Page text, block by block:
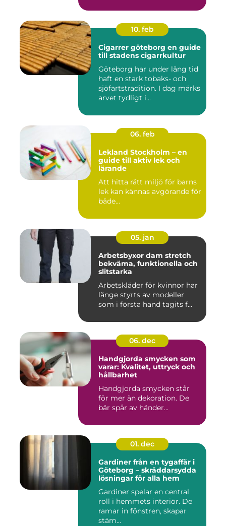
10. feb
Cigarrer göteborg en guide
till stadens cigarrkultur
Göteborg har under lång tid
haft en stark tobaks- och
sjöfartstradition. I dag märks
arvet tydligt i...
06. feb
Lekland Stockholm – en
guide till aktiv lek och
lärande
Att hitta rätt miljö för barns
lek kan kännas avgörande för
både...
05. jan
Arbetsbyxor dam stretch
bekväma, funktionella och
slitstarka
Arbetskläder för kvinnor har
länge styrts av modeller
som i första hand tagits f...
06. dec
Handgjorda smycken som
varar: Kvalitet, uttryck och
hållbarhet
Handgjorda smycken står
för mer än dekoration. De
bär spår av händer...
01. dec
Gardiner från en tygaffär i
Göteborg – skräddarsydda
lösningar för alla hem
Gardiner spelar en central
roll i hemmets interiör. De
ramar in fönstren, skapar
stäm...